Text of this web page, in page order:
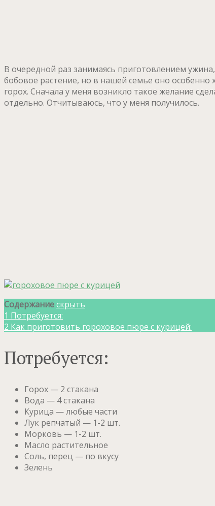
В очередной раз занимаясь приготовлением
бобовое растение, но в нашей семье оно
горох. Сначала у меня возникло такое желание
отдельно. Отчитываюсь, что у меня получилось.
Содержаниескрыть
1 Потребуется:
2 Как приготовить гороховое пюре с курицей:
Потребуется:
Горох — 2 стакана
Вода — 4 стакана
Курица — любые части
Лук репчатый — 1-2 шт.
Морковь — 1-2 шт.
Масло растительное
Соль, перец — по вкусу
Зелень